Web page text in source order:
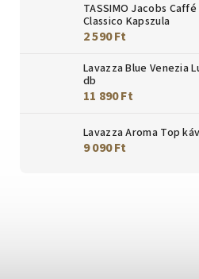
TASSIMO Jacobs
Classico Kapszula
2 590 Ft
Lavazza Blue Venezia
db
11 890 Ft
Lavazza Aroma Top
9 090 Ft